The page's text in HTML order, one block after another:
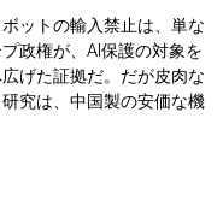
ットの輸入禁止は、単な
政権が、AI保護の対象を
げた証拠だ。だが皮肉な
究は、中国製の安価な機